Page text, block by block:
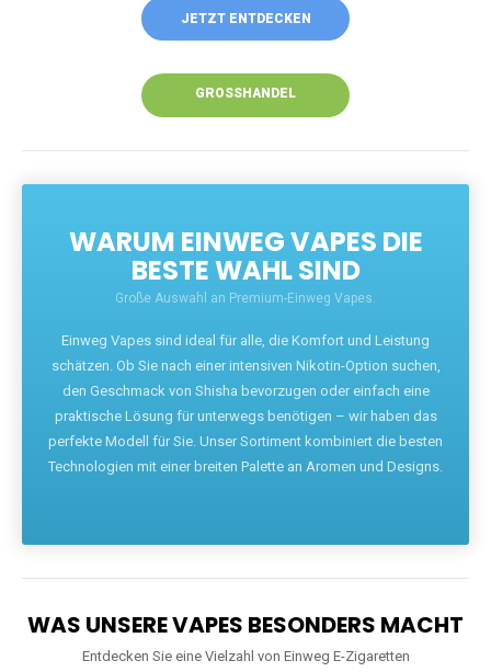
JETZT ENTDECKEN
GROSSHANDEL
WARUM EINWEG VAPES DIE
BESTE WAHL SIND
Große Auswahl an Premium-Einweg Vapes.
Einweg Vapes sind ideal für alle, die Komfort und Leistung
schätzen. Ob Sie nach einer intensiven Nikotin-Option suchen,
den Geschmack von Shisha bevorzugen oder einfach eine
praktische Lösung für unterwegs benötigen – wir haben das
perfekte Modell für Sie. Unser Sortiment kombiniert die besten
Technologien mit einer breiten Palette an Aromen und Designs.
WAS UNSERE VAPES BESONDERS MACHT
Entdecken Sie eine Vielzahl von Einweg E-Zigaretten